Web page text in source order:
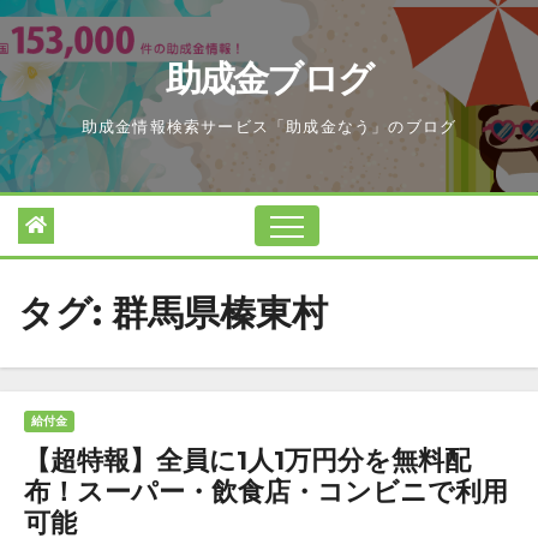
Skip
to
content
助成金ブログ
助成金情報検索サービス「助成金なう」のブログ
タグ: 群馬県榛東村
給付金
【超特報】全員に1人1万円分を無料配
布！スーパー・飲食店・コンビニで利用
可能